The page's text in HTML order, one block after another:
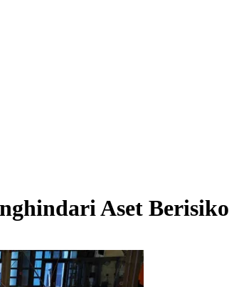
Aset Berisiko